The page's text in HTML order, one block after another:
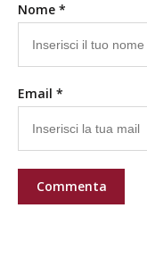
Nome *
Email *